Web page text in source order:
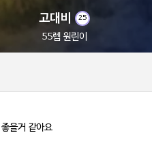
고대비 25
55렙 원린이
을거 같아요